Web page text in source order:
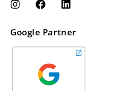
Google Partner